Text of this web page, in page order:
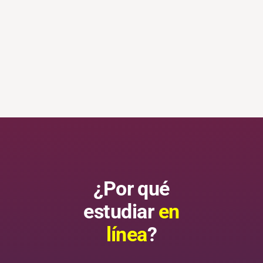
¿Por qué
estudiar en
línea?